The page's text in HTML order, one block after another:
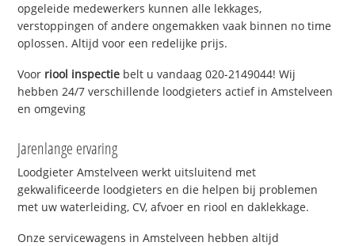
opgeleide medewerkers kunnen alle lekkages,
verstoppingen of andere ongemakken vaak binnen no time
oplossen. Altijd voor een redelijke prijs.
Voor riool inspectie belt u vandaag 020-2149044! Wij
hebben 24/7 verschillende loodgieters actief in Amstelveen
en omgeving
Jarenlange ervaring
Loodgieter Amstelveen werkt uitsluitend met
gekwalificeerde loodgieters en die helpen bij problemen
met uw waterleiding, CV, afvoer en riool en daklekkage.
Onze servicewagens in Amstelveen hebben altijd